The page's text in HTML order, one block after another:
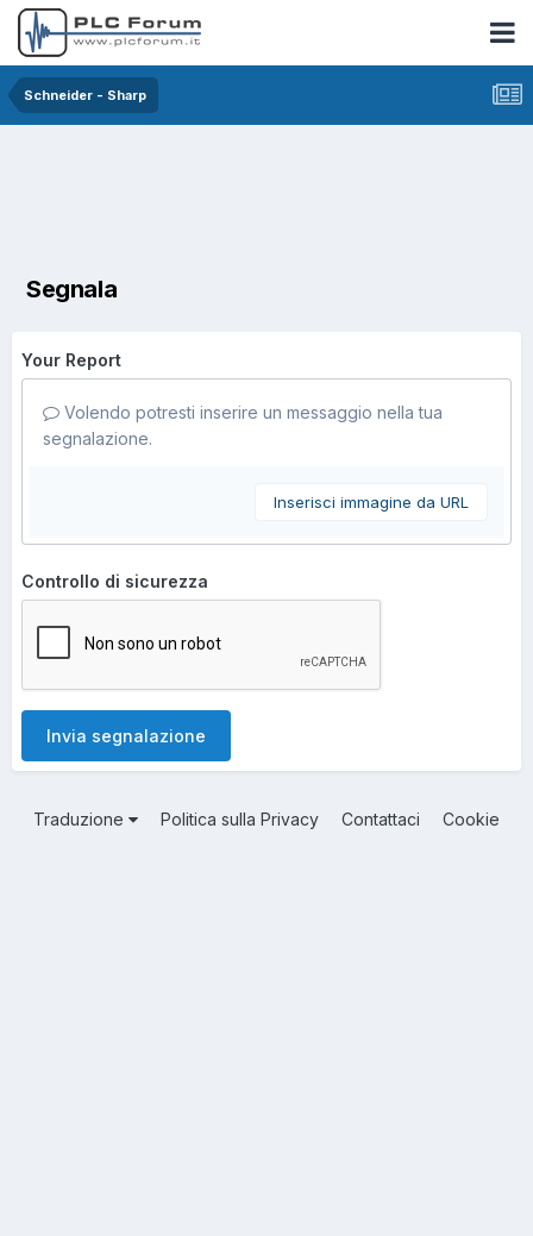
Schneider - Sharp
Segnala
Your Report
Volendo potresti inserire un messaggio nella tua
segnalazione.
Inserisci immagine da URL
Controllo di sicurezza
Invia segnalazione
Traduzione Politica sulla Privacy Contattaci Cookie